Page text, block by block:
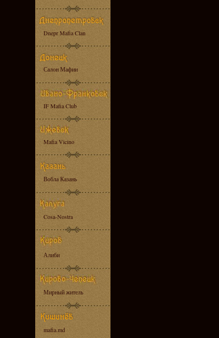
Dnepr Mafia Clan
Салон Мафии
IF Mafia Club
Mafia Vicino
Вобла Казань
Cosa-Nostra
Алиби
Мирный житель
mafia.md